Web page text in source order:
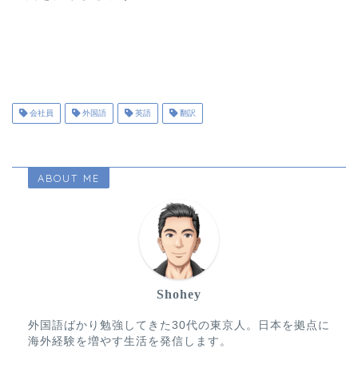
会社員 外国語 英語 翻訳
ABOUT ME
Shohey
外国語ばかり勉強してきた30代の東京人。日本を拠点に
海外経験を増やす生活を発信します。